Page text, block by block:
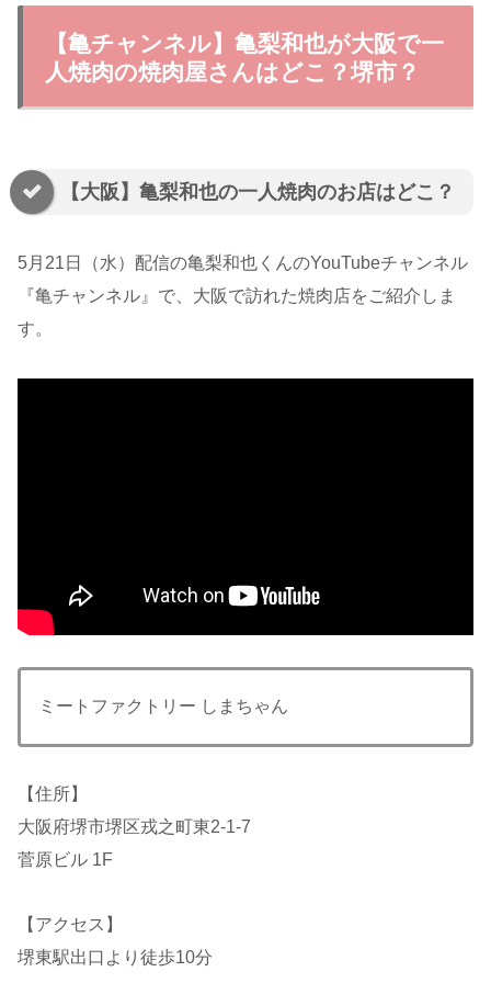
【亀チャンネル】亀梨和也が大阪で一
人焼肉の焼肉屋さんはどこ？堺市？
【大阪】亀梨和也の一人焼肉のお店はどこ？
5月21日（水）配信の亀梨和也くんのYouTubeチャンネル
『亀チャンネル』で、大阪で訪れた焼肉店をご紹介しま
す。
ミートファクトリー しまちゃん
【住所】
大阪府堺市堺区戎之町東2-1-7
菅原ビル 1F
【アクセス】
堺東駅出口より徒歩10分